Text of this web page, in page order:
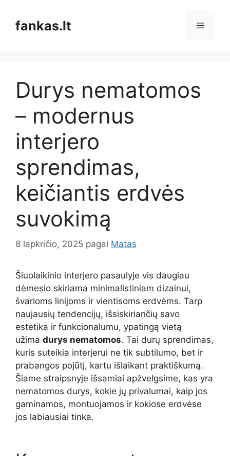
turiniofankas.lt Meniu
Durys nematomos
– modernus
interjero
sprendimas,
keičiantis erdvės
suvokimą
8 lapkričio, 2025 pagal Matas
Šiuolaikinio interjero pasaulyje vis daugiau
dėmesio skiriama minimalistiniam dizainui,
švarioms linijoms ir vientisoms erdvėms. Tarp
naujausių tendencijų, išsiskiriančių savo
estetika ir funkcionalumu, ypatingą vietą
užima durys nematomos. Tai durų sprendimas,
kuris suteikia interjerui ne tik subtilumo, bet ir
prabangos pojūtį, kartu išlaikant praktiškumą.
Šiame straipsnyje išsamiai apžvelgsime, kas yra
nematomos durys, kokie jų privalumai, kaip jos
gaminamos, montuojamos ir kokiose erdvėse
jos labiausiai tinka.